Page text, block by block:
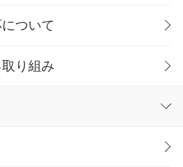
ついて
り組み